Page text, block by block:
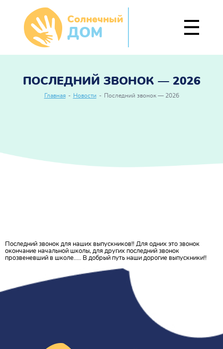
Солнечный
ДОМ
ПОСЛЕДНИЙ ЗВОНОК — 2026
Главная - Новости - Последний звонок — 2026
Последний звонок для наших выпускников!! Для одних это звонок
окончание начальной школы, для других последний звонок
прозвеневший в школе..... В добрый путь наши дорогие выпускники!!